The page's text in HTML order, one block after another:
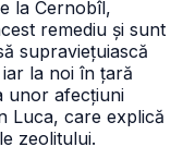
la Cernobîl,
remediu și sunt
supraviețuiască
la noi în țară
unor afecțiuni
Luca, care explică
zeolitului.